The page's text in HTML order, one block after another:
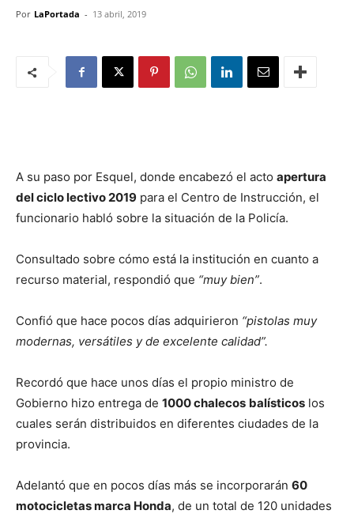
Por LaPortada - 13 abril, 2019
A su paso por Esquel, donde encabezó el acto apertura
del ciclo lectivo 2019 para el Centro de Instrucción, el
funcionario habló sobre la situación de la Policía.
Consultado sobre cómo está la institución en cuanto a
recurso material, respondió que “muy bien”.
Confió que hace pocos días adquirieron “pistolas muy
modernas, versátiles y de excelente calidad”.
Recordó que hace unos días el propio ministro de
Gobierno hizo entrega de 1000 chalecos balísticos los
cuales serán distribuidos en diferentes ciudades de la
provincia.
Adelantó que en pocos días más se incorporarán 60
motocicletas marca Honda, de un total de 120 unidades